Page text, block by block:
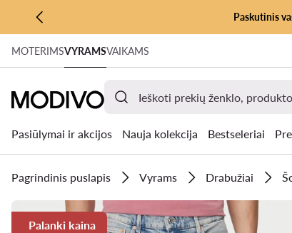
PEREITI PRIE PAGRINDINIO TURINIO
PEREITI Į PAIEŠKĄ
Paskutinis
MOTERIMSVYRAMSVAIKAMS
Pasiūlymai ir akcijos Nauja kolekcija Bestseleriai
Pagrindinis puslapis Vyrams Drabužiai
Palanki kaina